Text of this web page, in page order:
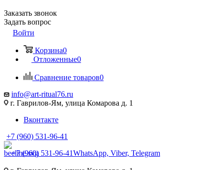
Заказать звонок
Задать вопрос
Войти
Корзина0
Отложенные0
Сравнение товаров0
info@art-ritual76.ru
г. Гаврилов-Ям, улица Комарова д. 1
Вконтакте
+7 (960) 531-96-41
+7 (960) 531-96-41WhatsApp, Viber, Telegram